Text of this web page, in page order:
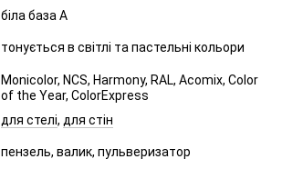
біла база A
тонується в світлі та пастельні кольори
Monicolor, NCS, Harmony, RAL, Acomix, Color
of the Year, ColorExpress
для стелі, для стін
пензель, валик, пульверизатор